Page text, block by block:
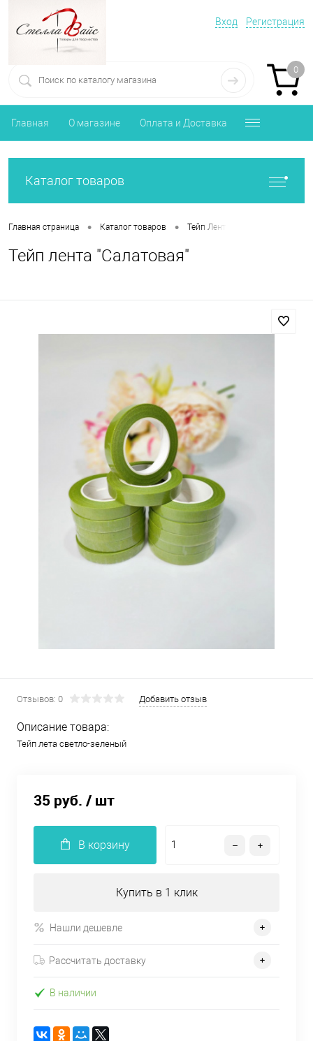
Вход Регистрация
0
Главная О магазине Оплата и Доставка
Каталог товаров
Главная страница • Каталог товаров • Тейп Лента
Тейп лента "Салатовая"
Отзывов: 0 Добавить отзыв
Описание товара:
Тейп лета светло-зеленый
35 руб. / шт
В корзину
Купить в 1 клик
Нашли дешевле
Рассчитать доставку
В наличии